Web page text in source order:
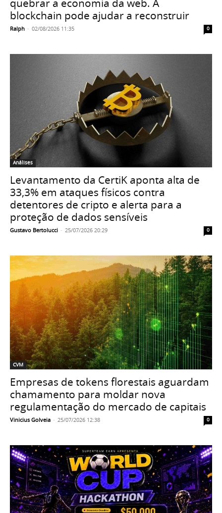
quebrar a economia da web. A
blockchain pode ajudar a reconstruir
Ralph - 02/08/2026 11:35 0
Análises
Levantamento da CertiK aponta alta de
33,3% em ataques físicos contra
detentores de cripto e alerta para a
proteção de dados sensíveis
Gustavo Bertolucci - 25/07/2026 20:29 0
CVM
Empresas de tokens florestais aguardam
chamamento para moldar nova
regulamentação do mercado de capitais
Vinicius Golveia - 25/07/2026 12:38 0